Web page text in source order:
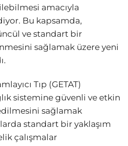
amacıyla
Bu kapsamda,
ve standart bir
sağlamak üzere yeni
Tıp (GETAT)
sistemine güvenli ve etkin
sağlamak
standart bir yaklaşım
çalışmalar